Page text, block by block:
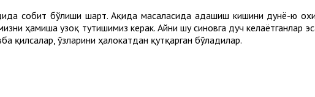
собит бўлиши шарт. Ақида масаласида адашиш кишини дунё-ю
ҳамиша узоқ тутишимиз керак. Айни шу синовга дуч келаётганлар
қилсалар, ўзларини ҳалокатдан қутқарган бўладилар.